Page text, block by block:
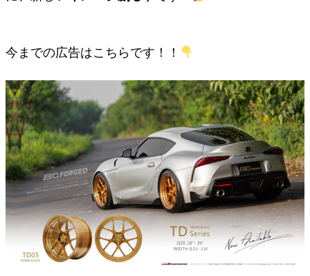
今までの広告はこちらです！！